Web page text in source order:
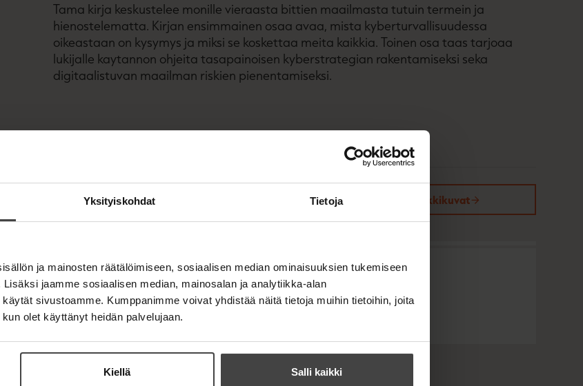
Yksityiskohdat Tietoja
ja mainosten räätälöimiseen, sosiaalisen median ominaisuuksien tukemiseen
jaamme sosiaalisen median, mainosalan ja analytiikka-alan
sivustoamme. Kumppanimme voivat yhdistää näitä tietoja muihin tietoihin, joita
olet käyttänyt heidän palvelujaan.
Kiellä Salli kaikki
Tama kirja keskustelee monille vieraasta bittien maailmasta tutuin termein ja
hienostelematta. Kirjan ensimmainen osaa avaa, mista kyberturvallisuudessa
oikeastaan on kysymys ja miksi se koskettaa meita kaikkia. Toinen osa taas tarjoaa
lukijalle kaytannon ohjeita tasapainoisen kyberstrategian rakentamiseksi seka
digitaalistuvan maailman riskien pienentamiseksi.
Kirjan kuvapankkikuvat
OSTA TEOS
K
u
E-kirja / epub2
B
o